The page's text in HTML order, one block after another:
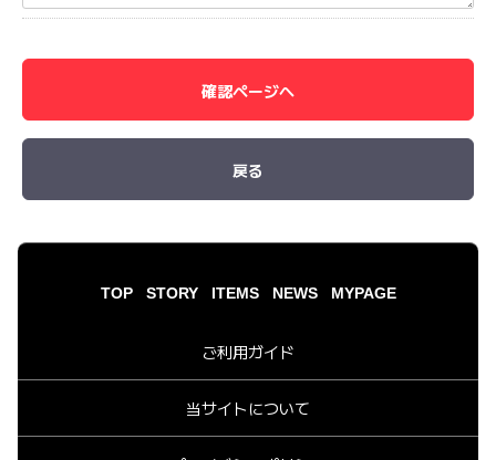
確認ページへ
戻る
TOP STORY ITEMS NEWS MYPAGE
ご利用ガイド
当サイトについて